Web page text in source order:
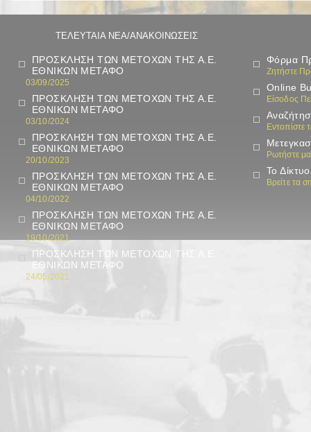
ΤΕΛΕΥΤΑΙΑ ΝΕΑ/ΑΝΑΚΟΙΝΩΣΕΙΣ
ΠΡΟΣΚΛΗΣΗ ΤΩΝ ΜΕΤΟΧΩΝ ΤΗΣ Α.Ε.
ΕΘΝΙΚΩΝ ΜΕΤΑΦΟ
03/09/2025
ΠΡΟΣΚΛΗΣΗ ΤΩΝ ΜΕΤΟΧΩΝ ΤΗΣ Α.Ε.
ΕΘΝΙΚΩΝ ΜΕΤΑΦΟ
03/10/2024
ΠΡΟΣΚΛΗΣΗ ΤΩΝ ΜΕΤΟΧΩΝ ΤΗΣ Α.Ε.
ΕΘΝΙΚΩΝ ΜΕΤΑΦΟ
20/10/2023
ΠΡΟΣΚΛΗΣΗ ΤΩΝ ΜΕΤΟΧΩΝ ΤΗΣ Α.Ε.
ΕΘΝΙΚΩΝ ΜΕΤΑΦΟ
04/10/2022
ΠΡΟΣΚΛΗΣΗ ΤΩΝ ΜΕΤΟΧΩΝ ΤΗΣ Α.Ε.
ΕΘΝΙΚΩΝ ΜΕΤΑΦΟ
19/10/2021
ΠΡΟΣΚΛΗΣΗ ΤΩΝ ΜΕΤΟΧΩΝ ΤΗΣ Α.Ε.
ΕΘΝΙΚΩΝ ΜΕΤΑΦΟ
24/05/2021
Φόρμα
Ζητήστε
Online
Είσοδος
Εντοπίστε
Ρωτήστε
Το
Βρείτε τα